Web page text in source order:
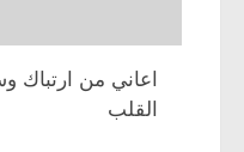
اعاني من
القلب